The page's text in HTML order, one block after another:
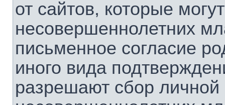
от сайтов, которые
несовершеннолетних
письменное согласие
иного вида
разрешают сбор